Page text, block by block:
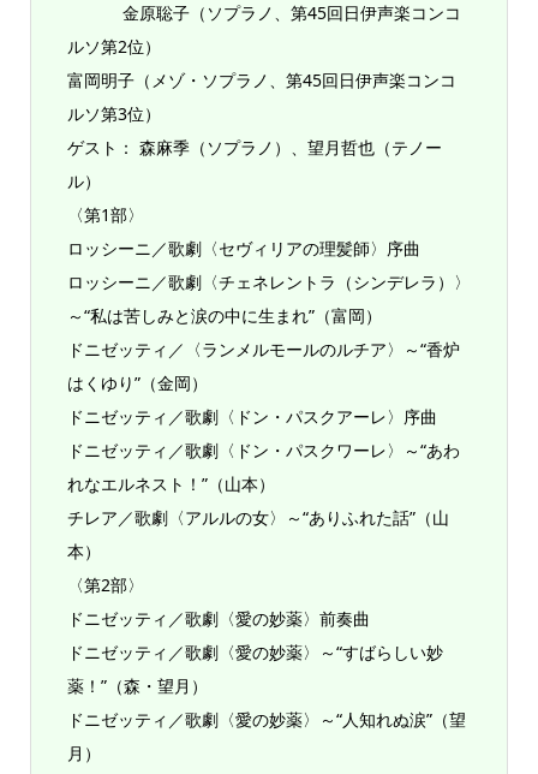
金原聡子（ソプラノ、第45回日伊声楽コンコ
ルソ第2位）
富岡明子（メゾ・ソプラノ、第45回日伊声楽コンコ
ルソ第3位）
ゲスト： 森麻季（ソプラノ）、望月哲也（テノー
ル）
〈第1部〉
ロッシーニ／歌劇〈セヴィリアの理髪師〉序曲
ロッシーニ／歌劇〈チェネレントラ（シンデレラ）〉
～“私は苦しみと涙の中に生まれ”（富岡）
ドニゼッティ／〈ランメルモールのルチア〉～“香炉
はくゆり”（金岡）
ドニゼッティ／歌劇〈ドン・パスクアーレ〉序曲
ドニゼッティ／歌劇〈ドン・パスクワーレ〉～“あわ
れなエルネスト！”（山本）
チレア／歌劇〈アルルの女〉～“ありふれた話”（山
本）
〈第2部〉
ドニゼッティ／歌劇〈愛の妙薬〉前奏曲
ドニゼッティ／歌劇〈愛の妙薬〉～“すばらしい妙
薬！”（森・望月）
ドニゼッティ／歌劇〈愛の妙薬〉～“人知れぬ涙”（望
月）